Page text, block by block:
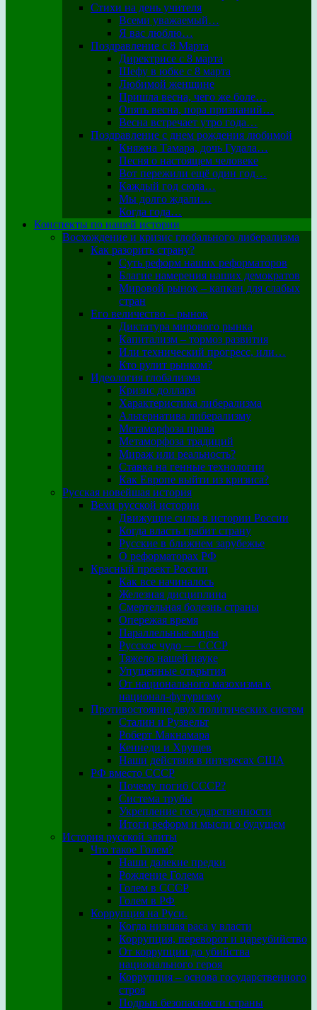
Стихи на день учителя
Всеми уважаемый…
Я вас люблю…
Поздравление с 8 Марта
Директрисе с 8 марта
Шефу в юбке с 8 марта
Любимой женщине
Пришла весна, чего же боле…
Опять весна, пора признаний…
Весна встречает утро года…
Поздравление с днем рождения любимой
Княжна Тамара, дочь Гудала…
Песня о настоящем человеке
Вот пережили ещё один год…
Каждый год сюда…
Мы долго ждали…
Когда года…
Конспекты по нашей истории
Восхождение и кризис глобального либерализма
Как разорить страну?
Суть реформ наших реформаторов
Благие намерения наших демократов
Мировой рынок – капкан для слабых
стран
Его величество – рынок
Диктатура мирового рынка
Капитализм – тормоз развития
Или технический прогресс, или…
Кто рулит рынком?
Идеология глобализма
Кризис доллара
Характеристика либерализма
Альтернатива либерализму
Метаморфоза права
Метаморфоза традиций
Мираж или реальность?
Ставка на генные технологии
Как Европе выйти из кризиса?
Русская новейшая история
Вехи русской истории
Движущие силы в истории России
Когда власть грабит страну
Русские в ближнем зарубежье
О реформаторах РФ
Красный проект России
Как все начиналось
Железная дисциплина
Смертельная болезнь страны
Опережая время
Параллельные миры
Русское чудо — СССР
Тяжело нашей науке
Упущенные открытия
От национального мазохизма к
национал-футуризму
Противостояние двух политических систем
Сталин и Рузвельт
Роберт Макнамара
Кеннеди и Хрущев
Наши действия в интересах США
РФ вместо СССР
Почему погиб СССР?
Система трубы
Укрепление государственности
Итоги реформ и мысли о будущем
История русской элиты
Что такое Голем?
Наши далекие предки
Рождение Голема
Голем в СССР
Голем в РФ
Коррупция на Руси.
Когда низшая раса у власти
Коррупция, переворот и цареубийство
От коррупции до убийства
национального героя
Коррупция – основа государственного
строя
Подрыв безопасности страны